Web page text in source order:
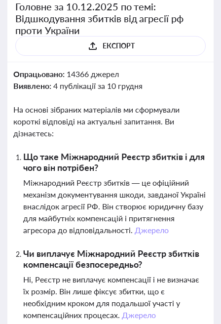
Головне за 10.12.2025 по темі:
Відшкодування збитків від агресії рф
проти України
ЕКСПОРТ
Опрацьовано: 14366 джерел
Виявлено: 4 публікації за 10 грудня
На основі зібраних матеріалів ми сформували
короткі відповіді на актуальні запитання. Ви
дізнаєтесь:
Що таке Міжнародний Реєстр збитків і для
чого він потрібен?
Міжнародний Реєстр збитків — це офіційний
механізм документування шкоди, завданої Україні
внаслідок агресії РФ. Він створює юридичну базу
для майбутніх компенсацій і притягнення
агресора до відповідальності. Джерело
Чи виплачує Міжнародний Реєстр збитків
компенсації безпосередньо?
Ні, Реєстр не виплачує компенсації і не визначає
їх розмір. Він лише фіксує збитки, що є
необхідним кроком для подальшої участі у
компенсаційних процесах. Джерело